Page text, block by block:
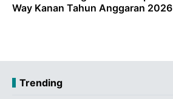
Way Kanan Tahun Anggaran 2026
Trending